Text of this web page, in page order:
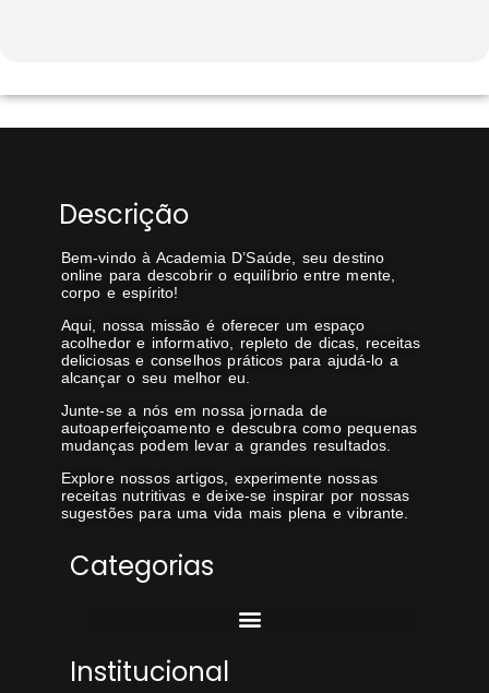
Descrição
Bem-vindo à Academia D’Saúde, seu destino
online para descobrir o equilíbrio entre mente,
corpo e espírito!
Aqui, nossa missão é oferecer um espaço
acolhedor e informativo, repleto de dicas, receitas
deliciosas e conselhos práticos para ajudá-lo a
alcançar o seu melhor eu.
Junte-se a nós em nossa jornada de
autoaperfeiçoamento e descubra como pequenas
mudanças podem levar a grandes resultados.
Explore nossos artigos, experimente nossas
receitas nutritivas e deixe-se inspirar por nossas
sugestões para uma vida mais plena e vibrante.
Categorias
Institucional